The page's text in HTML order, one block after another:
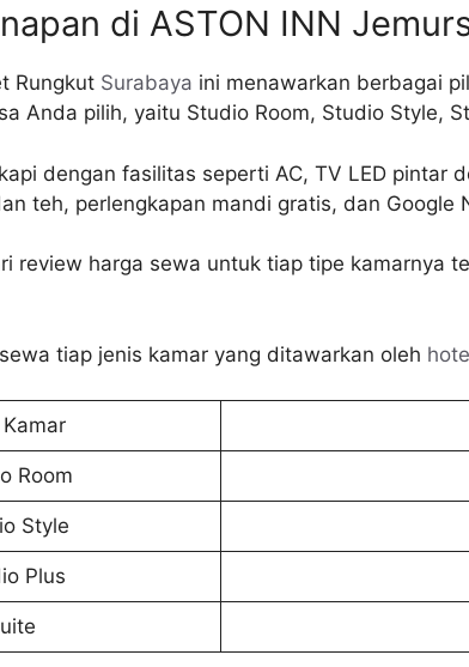
di ASTON INN
Rungkut Surabaya ini menawarkan berbagai
Anda pilih, yaitu Studio Room, Studio Style,
dengan fasilitas seperti AC, TV LED pintar
teh, perlengkapan mandi gratis, dan Google
review harga sewa untuk tiap tipe kamarnya
tiap jenis kamar yang ditawarkan oleh
Room
Style
Plus